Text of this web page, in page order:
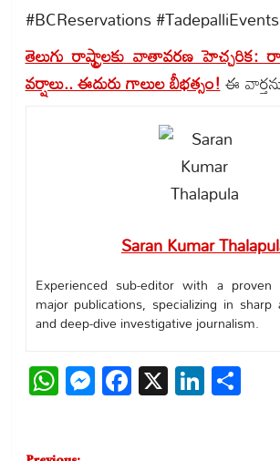
#BCReservations #TadepalliEvents
తెలుగు రాష్ట్రాలకు వాతావరణ
వర్షాలు.. ఈదురు గాలుల బీభత్సం!ఈ
Saran Kumar
Experienced sub-editor with a
major publications, specializing in sharp
and deep-dive investigative journalism.
WhatsApp
Messenger
Facebook
X